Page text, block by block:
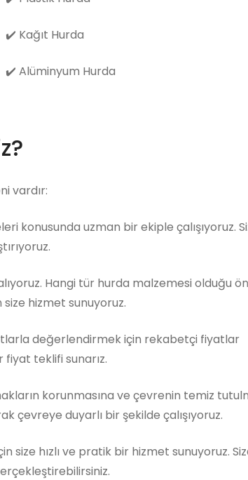
✔️ Kağıt Hurda
✔️ Alüminyum Hurda
vardır:
konusunda uzman bir ekiple çalışıyoruz.
Hangi tür hurda malzemesi olduğu
hizmet sunuyoruz.
değerlendirmek için rekabetçi fiyatlar
fiyat teklifi sunarız.
korunmasına ve çevrenin temiz
çevreye duyarlı bir şekilde çalışıyoruz.
size hızlı ve pratik bir hizmet sunuyoruz.